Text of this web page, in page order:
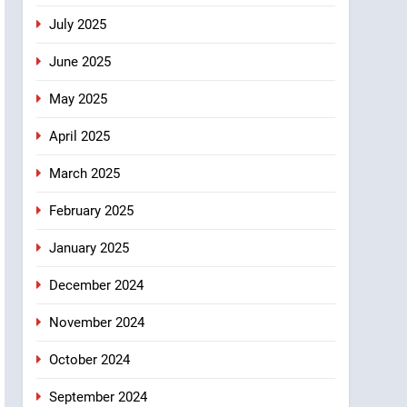
July 2025
June 2025
May 2025
April 2025
March 2025
February 2025
January 2025
December 2024
November 2024
October 2024
September 2024